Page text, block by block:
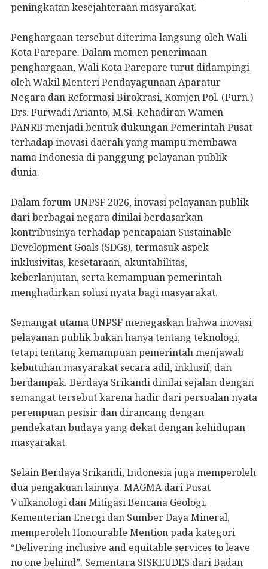
peningkatan kesejahteraan masyarakat.
Penghargaan tersebut diterima langsung oleh Wali
Kota Parepare. Dalam momen penerimaan
penghargaan, Wali Kota Parepare turut didampingi
oleh Wakil Menteri Pendayagunaan Aparatur
Negara dan Reformasi Birokrasi, Komjen Pol. (Purn.)
Drs. Purwadi Arianto, M.Si. Kehadiran Wamen
PANRB menjadi bentuk dukungan Pemerintah Pusat
terhadap inovasi daerah yang mampu membawa
nama Indonesia di panggung pelayanan publik
dunia.
Dalam forum UNPSF 2026, inovasi pelayanan publik
dari berbagai negara dinilai berdasarkan
kontribusinya terhadap pencapaian Sustainable
Development Goals (SDGs), termasuk aspek
inklusivitas, kesetaraan, akuntabilitas,
keberlanjutan, serta kemampuan pemerintah
menghadirkan solusi nyata bagi masyarakat.
Semangat utama UNPSF menegaskan bahwa inovasi
pelayanan publik bukan hanya tentang teknologi,
tetapi tentang kemampuan pemerintah menjawab
kebutuhan masyarakat secara adil, inklusif, dan
berdampak. Berdaya Srikandi dinilai sejalan dengan
semangat tersebut karena hadir dari persoalan nyata
perempuan pesisir dan dirancang dengan
pendekatan budaya yang dekat dengan kehidupan
masyarakat.
Selain Berdaya Srikandi, Indonesia juga memperoleh
dua pengakuan lainnya. MAGMA dari Pusat
Vulkanologi dan Mitigasi Bencana Geologi,
Kementerian Energi dan Sumber Daya Mineral,
memperoleh Honourable Mention pada kategori
“Delivering inclusive and equitable services to leave
no one behind”. Sementara SISKEUDES dari Badan